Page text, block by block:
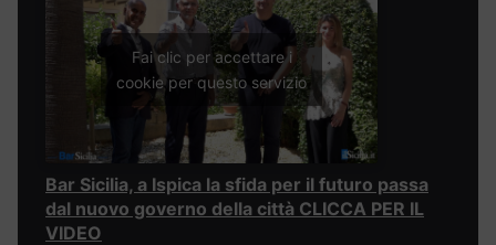
Fai clic per accettare i
cookie per questo servizio
Bar Sicilia, a Ispica la sfida per il futuro passa
dal nuovo governo della città CLICCA PER IL
VIDEO